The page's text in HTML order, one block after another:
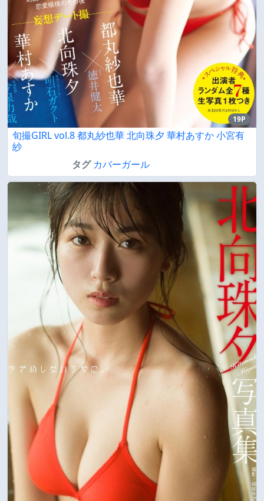
19P
旬撮GIRL vol.8 都丸紗也華 北向珠夕 華村あすか 小宮有
紗
タグ カバーガール